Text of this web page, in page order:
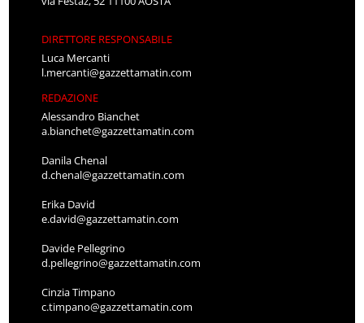
DIRETTORE RESPONSABILE
Luca Mercanti
l.mercanti@gazzettamatin.com
REDAZIONE
Alessandro Bianchet
a.bianchet@gazzettamatin.com
Danila Chenal
d.chenal@gazzettamatin.com
Erika David
e.david@gazzettamatin.com
Davide Pellegrino
d.pellegrino@gazzettamatin.com
Cinzia Timpano
c.timpano@gazzettamatin.com